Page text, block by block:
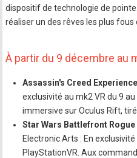
dispositif de technologie de
réaliser un des rêves les plus fous
À partir du 9 décembre au
Assassin's Creed Experience
exclusivité au mk2 VR du 9
immersive sur Oculus Rift,
Star Wars Battlefront Rogue
Electronic Arts : En
PlayStationVR. Aux